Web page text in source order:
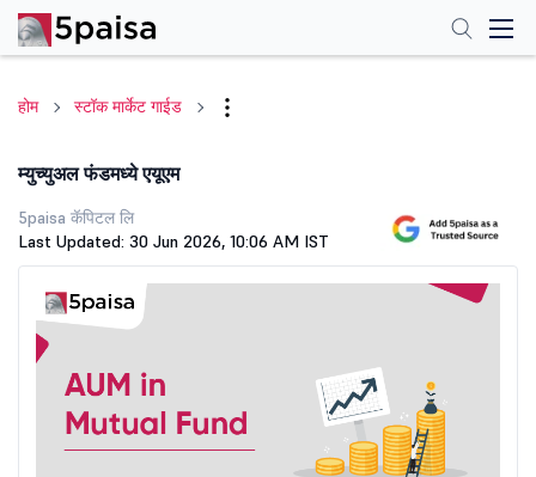
होम स्टॉक मार्केट गाईड
म्युच्युअल फंडमध्ये एयूएम
5paisa कॅपिटल लि
Last Updated: 30 Jun 2026, 10:06 AM IST